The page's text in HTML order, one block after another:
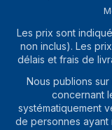
Les prix sont
non inclus). Les
délais et frais de
Nous publions
concernant
systématiquement
de personnes ayant